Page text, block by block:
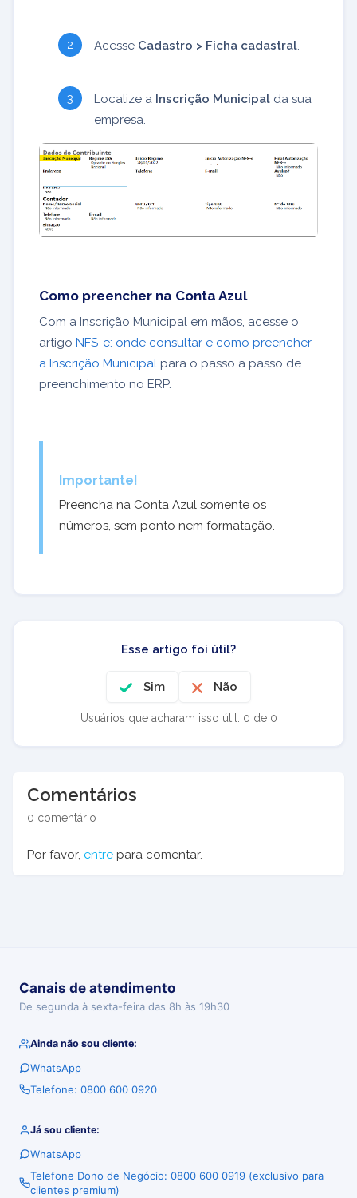
Acesse Cadastro > Ficha cadastral.
Localize a Inscrição Municipal da sua
empresa.
Como preencher na Conta Azul
Com a Inscrição Municipal em mãos, acesse o
artigo NFS-e: onde consultar e como preencher
a Inscrição Municipal para o passo a passo de
preenchimento no ERP.
Importante!
Preencha na Conta Azul somente os
números, sem ponto nem formatação.
Esse artigo foi útil?
Sim Não
Usuários que acharam isso útil: 0 de 0
Comentários
0 comentário
Por favor, entre para comentar.
Canais de atendimento
De segunda à sexta-feira das 8h às 19h30
Ainda não sou cliente:
WhatsApp
Telefone: 0800 600 0920
Já sou cliente:
WhatsApp
Telefone Dono de Negócio: 0800 600 0919 (exclusivo para
clientes premium)